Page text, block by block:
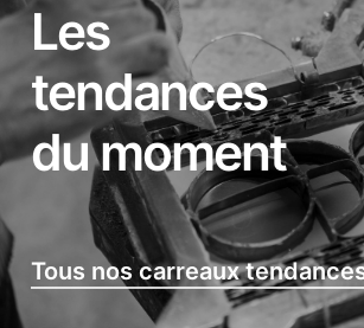
Les
tendances
du moment
Tous nos carreaux